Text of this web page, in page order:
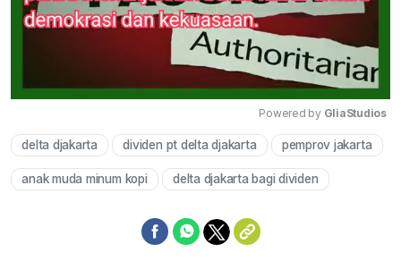
Mute
Powered by GliaStudios
delta djakarta dividen pt delta djakarta pemprov jakarta
anak muda minum kopi delta djakarta bagi dividen